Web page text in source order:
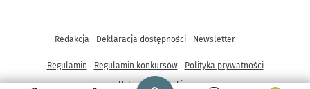
Strona główna - wroclaw.pl
Inne informacje
Redakcja Deklaracja dostępności Newsletter
Regulamin Regulamin konkursów
Polityka prywatności
Ustawienia cookies